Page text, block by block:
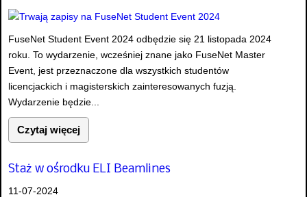
FuseNet Student Event 2024 odbędzie się 21 listopada 2024
roku. To wydarzenie, wcześniej znane jako FuseNet Master
Event, jest przeznaczone dla wszystkich studentów
licencjackich i magisterskich zainteresowanych fuzją.
Wydarzenie będzie...
Czytaj więcej
Staż w ośrodku ELI Beamlines
11-07-2024